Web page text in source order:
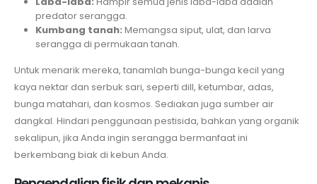
predator serangga.
Kumbang tanah: Memangsa siput, ulat, dan larva
serangga di permukaan tanah.
Untuk menarik mereka, tanamlah bunga-bunga kecil yang
kaya nektar dan serbuk sari, seperti dill, ketumbar, adas,
bunga matahari, dan kosmos. Sediakan juga sumber air
dangkal. Hindari penggunaan pestisida, bahkan yang organik
sekalipun, jika Anda ingin serangga bermanfaat ini
berkembang biak di kebun Anda.